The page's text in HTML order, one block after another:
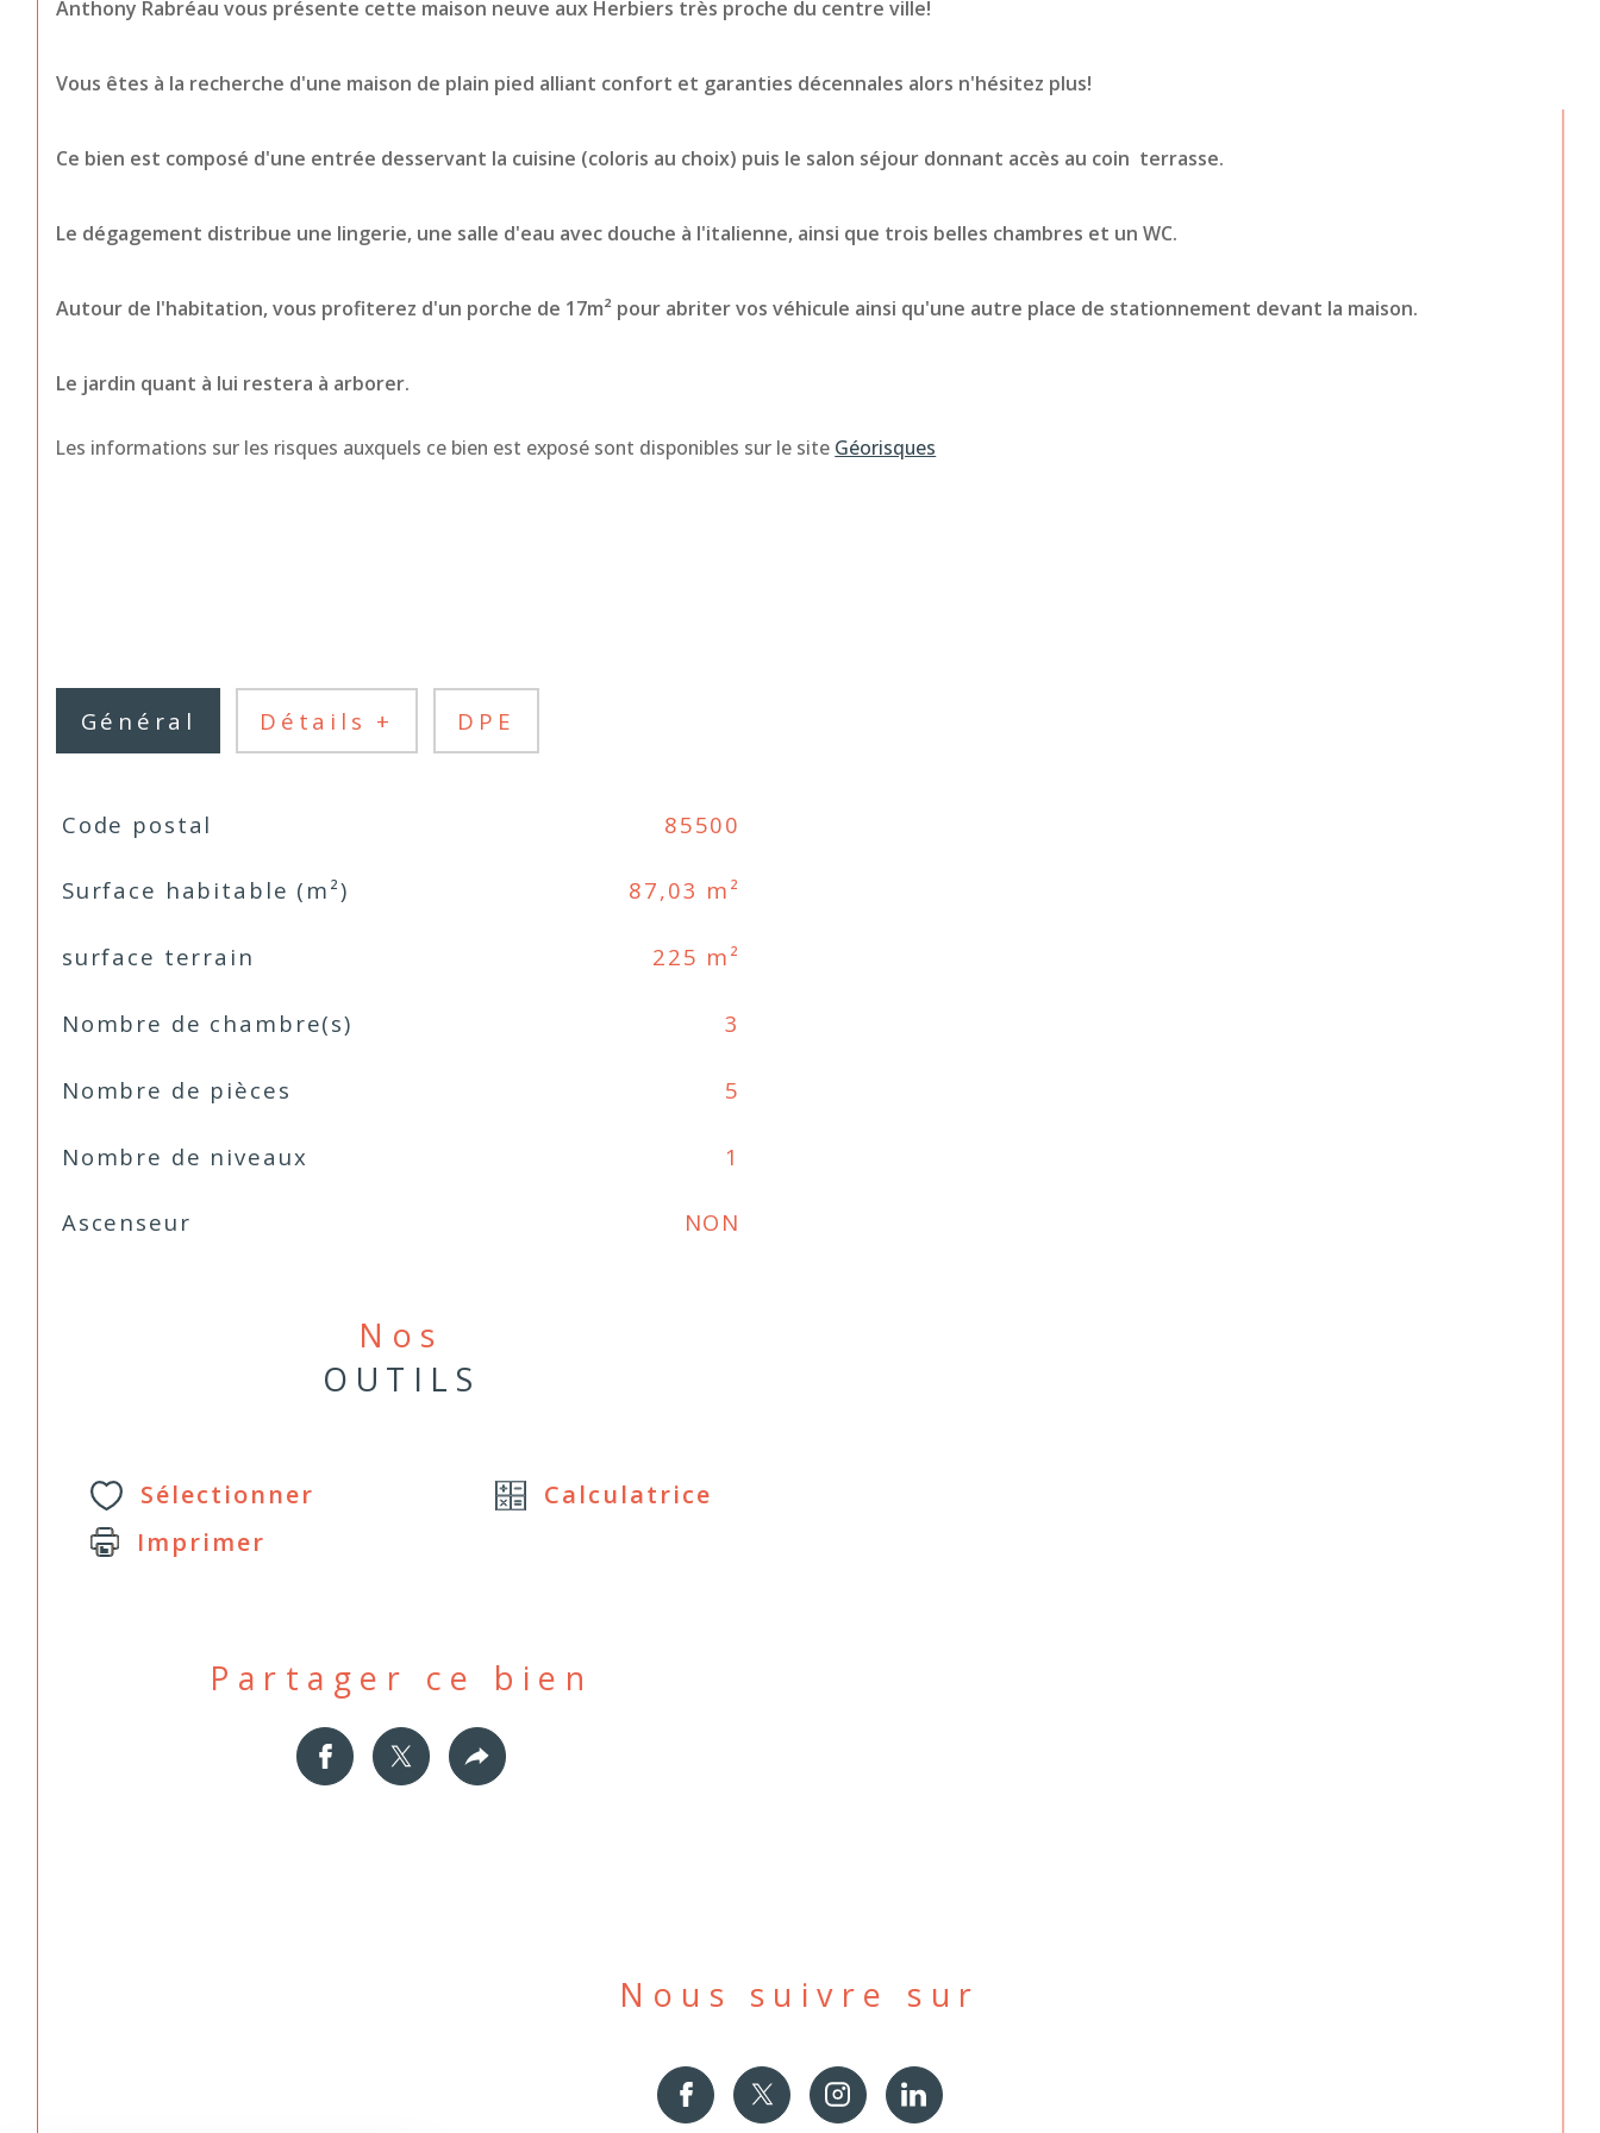
Anthony Rabréau vous présente cette maison neuve aux Herbiers très proche du centre ville!
Vous êtes à la recherche d'une maison de plain pied alliant confort et garanties décennales alors n'hésitez plus!
Ce bien est composé d'une entrée desservant la cuisine (coloris au choix) puis le salon séjour donnant accès au coin  terrasse.
Le dégagement distribue une lingerie, une salle d'eau avec douche à l'italienne, ainsi que trois belles chambres et un WC.
Autour de l'habitation, vous profiterez d'un porche de 17m² pour abriter vos véhicule ainsi qu'une autre place de stationnement devant la maison.
Le jardin quant à lui restera à arborer.
Les informations sur les risques auxquels ce bien est exposé sont disponibles sur le site Géorisques
Général Détails + DPE
TRAD_SIROCCO_Caracteristique
Code postal 85500
Surface habitable (m²) 87,03 m²
surface terrain 225 m²
Nombre de chambre(s) 3
Nombre de pièces 5
Nombre de niveaux 1
Ascenseur NON
Nos
OUTILS
Sélectionner
Calculatrice
Imprimer
Partager ce bien
Nous suivre sur